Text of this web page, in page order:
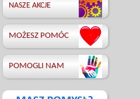
NASZE AKCJE
MOŻESZ POMÓC
POMOGLI NAM